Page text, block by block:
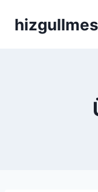
hizgullmes